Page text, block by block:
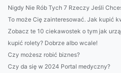
Nigdy Nie Rób Tych 7 Rzeczy Jeśli
To może Cię zainteresować. Jak kupić
Zobacz te 10 ciekawostek o tym jak
kupić rolety? Dobrze albo wcale!
Czy możesz robić biznes?
Czy da się w 2024 Portal medyczny?